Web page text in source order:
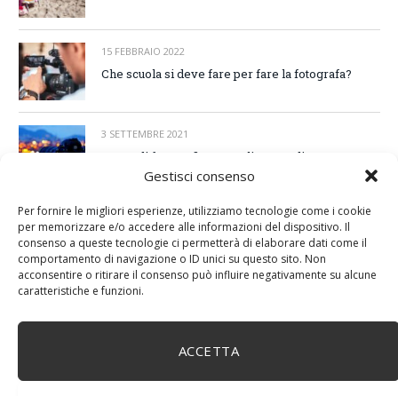
Gestisci consenso
Per fornire le migliori esperienze, utilizziamo tecnologie come i cookie
per memorizzare e/o accedere alle informazioni del dispositivo. Il
consenso a queste tecnologie ci permetterà di elaborare dati come il
comportamento di navigazione o ID unici su questo sito. Non
acconsentire o ritirare il consenso può influire negativamente su alcune
caratteristiche e funzioni.
ACCETTA
15 FEBBRAIO 2022
Che scuola si deve fare per fare la fotografa?
3 SETTEMBRE 2021
Corso di fotografia a Napoli: come diventare
professionista?
25 MARZO 2021
Foto scomparse su Android, le cause